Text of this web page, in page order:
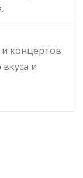
концертов
и